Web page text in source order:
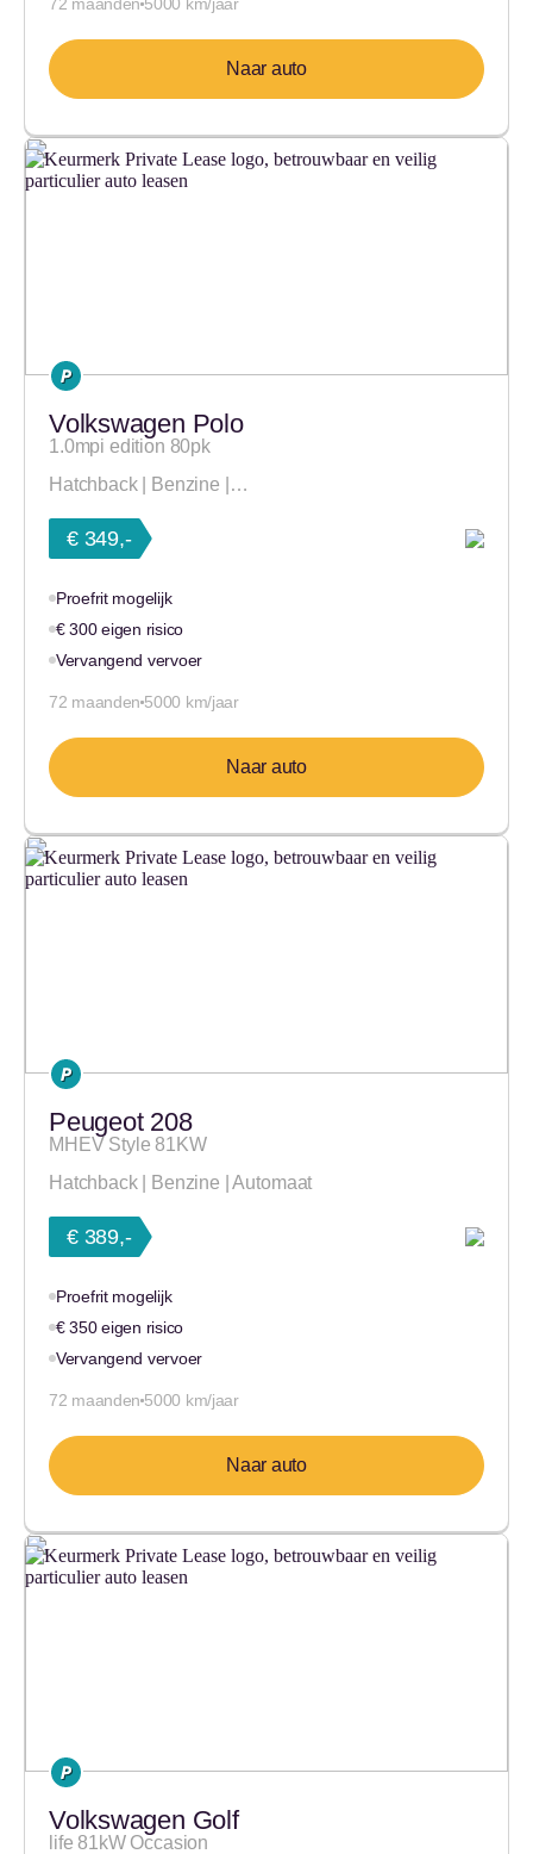
Naar auto
Volkswagen Polo
1.0mpi edition 80pk
Hatchback | Benzine |…
€ 349,-
Proefrit mogelijk
€ 300 eigen risico
Vervangend vervoer
72 maanden 5000 km/jaar
Naar auto
Peugeot 208
MHEV Style 81KW
Hatchback | Benzine | Automaat
€ 389,-
Proefrit mogelijk
€ 350 eigen risico
Vervangend vervoer
72 maanden 5000 km/jaar
Naar auto
Volkswagen Golf
life 81kW Occasion